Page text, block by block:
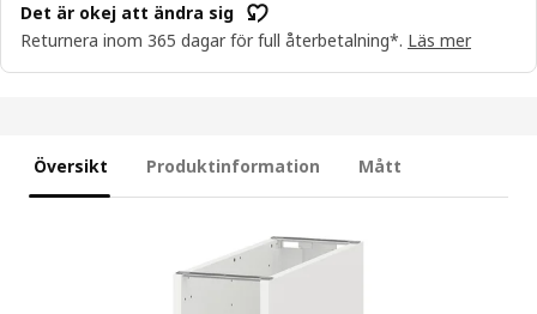
Det är okej att ändra sig
Returnera inom 365 dagar för full återbetalning*. Läs mer
Översikt Produktinformation Mått